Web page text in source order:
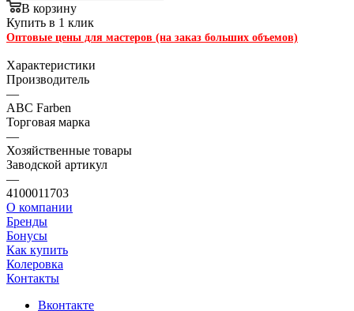
В корзину
Купить в 1 клик
Оптовые цены для мастеров (на заказ больших объемов)
Характеристики
Производитель
—
ABC Farben
Торговая марка
—
Хозяйственные товары
Заводской артикул
—
4100011703
О компании
Бренды
Бонусы
Как купить
Колеровка
Контакты
Вконтакте